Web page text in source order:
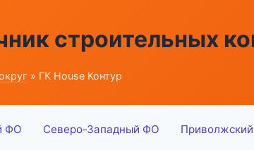
строительных
» ГК House Контур
ФО Северо-Западный ФО